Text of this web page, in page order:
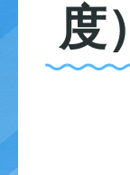
度）